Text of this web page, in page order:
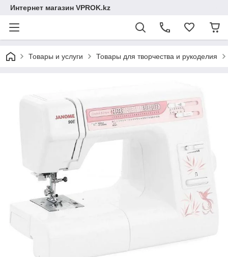
Интернет магазин VPROK.kz
Товары и услуги Товары для творчества и рукоделия